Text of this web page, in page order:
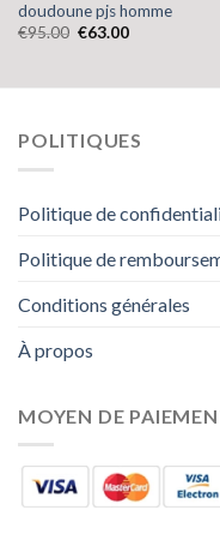
doudoune pjs homme
€95.00 €63.00
POLITIQUES
Politique de
Politique de
Conditions générales
À propos
MOYEN DE